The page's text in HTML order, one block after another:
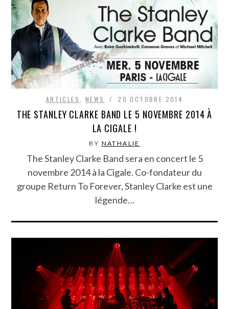
ARTICLES NEWS 20 OCTOBRE 2014
THE STANLEY CLARKE BAND LE 5 NOVEMBRE 2014 À
LA CIGALE !
BY NATHALIE
The Stanley Clarke Band sera en concert le 5
novembre 2014 à la Cigale. Co-fondateur du
groupe Return To Forever, Stanley Clarke est une
légende…